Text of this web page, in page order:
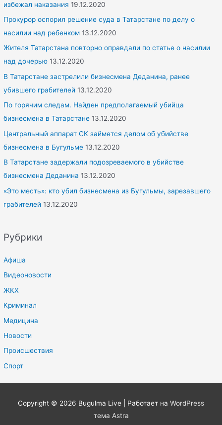
избежал наказания 19.12.2020
Прокурор оспорил решение суда в Татарстане по делу о
насилии над ребенком 13.12.2020
Жителя Татарстана повторно оправдали по статье о насилии
над дочерью 13.12.2020
В Татарстане застрелили бизнесмена Деданина, ранее
убившего грабителей 13.12.2020
По горячим следам. Найден предполагаемый убийца
бизнесмена в Татарстане 13.12.2020
Центральный аппарат СК займется делом об убийстве
бизнесмена в Бугульме 13.12.2020
В Татарстане задержали подозреваемого в убийстве
бизнесмена Деданина 13.12.2020
«Это месть»: кто убил бизнесмена из Бугульмы, зарезавшего
грабителей 13.12.2020
Рубрики
Афиша
Видеоновости
ЖКХ
Криминал
Медицина
Новости
Происшествия
Спорт
Copyright © 2026 Bugulma Live | Работает на WordPress
тема Astra